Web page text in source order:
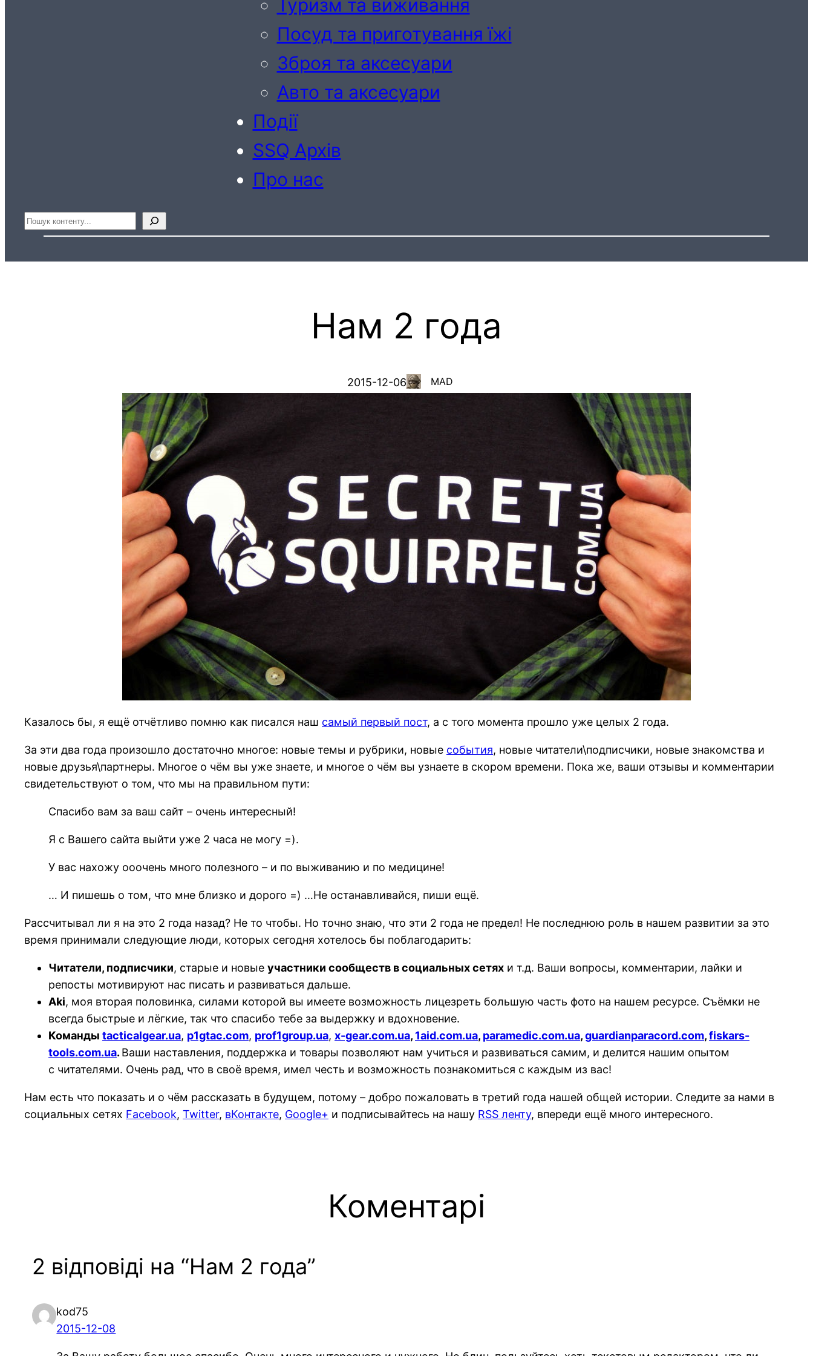
Туризм та виживання
Посуд та приготування їжі
Зброя та аксесуари
Авто та аксесуари
Події
SSQ Архів
Про нас
Пошук
Нам 2 года
2015-12-06 MAD
Казалось бы, я ещё отчётливо помню как писался наш самый первый пост, а с того момента прошло уже целых 2 года.
За эти два года произошло достаточно многое: новые темы и рубрики, новые события, новые читатели\подписчики, новые знакомства и
новые друзья\партнеры. Многое о чём вы уже знаете, и многое о чём вы узнаете в скором времени. Пока же, ваши отзывы и комментарии
свидетельствуют о том, что мы на правильном пути:
Спасибо вам за ваш сайт – очень интересный!
Я с Вашего сайта выйти уже 2 часа не могу =).
У вас нахожу ооочень много полезного – и по выживанию и по медицине!
… И пишешь о том, что мне близко и дорого =) …Не останавливайся, пиши ещё.
Рассчитывал ли я на это 2 года назад? Не то чтобы. Но точно знаю, что эти 2 года не предел! Не последнюю роль в нашем развитии за это
время принимали следующие люди, которых сегодня хотелось бы поблагодарить:
Читатели, подписчики, старые и новые участники сообществ в социальных сетях и т.д. Ваши вопросы, комментарии, лайки и
репосты мотивируют нас писать и развиваться дальше.
Aki, моя вторая половинка, силами которой вы имеете возможность лицезреть большую часть фото на нашем ресурсе. Съёмки не
всегда быстрые и лёгкие, так что спасибо тебе за выдержку и вдохновение.
Команды tacticalgear.ua, p1gtac.com, prof1group.ua, x-gear.com.ua, 1aid.com.ua, paramedic.com.ua,guardianparacord.com,fiskars-
tools.com.ua. Ваши наставления, поддержка и товары позволяют нам учиться и развиваться самим, и делится нашим опытом
с читателями. Очень рад, что в своё время, имел честь и возможность познакомиться с каждым из вас!
Нам есть что показать и о чём рассказать в будущем, потому – добро пожаловать в третий года нашей общей истории. Следите за нами в
социальных сетях Facebook, Twitter, вКонтакте, Google+ и подписывайтесь на нашу RSS ленту, впереди ещё много интересного.
Коментарі
2 відповіді на “Нам 2 года”
kod75
2015-12-08